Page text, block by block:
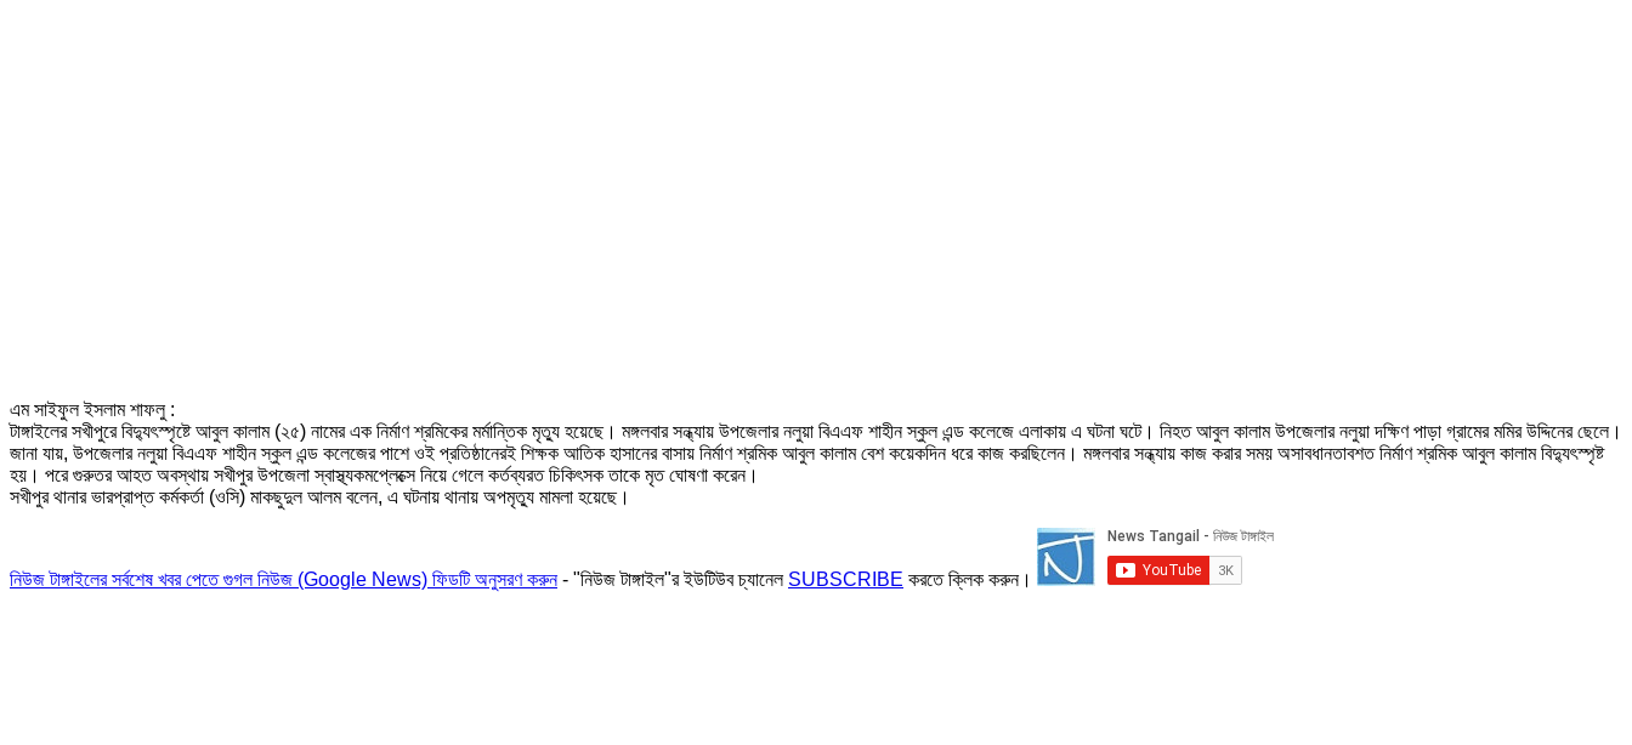
এম সাইফুল ইসলাম শাফলু :
টাঙ্গাইলের সখীপুরে বিদ্যুৎস্পৃষ্টে আবুল কালাম (২৫) নামের এক নির্মাণ শ্রমিকের মর্মান্তিক মৃত্যু হয়েছে। মঙ্গলবার সন্ধ্যায় উপজেলার নলুয়া বিএএফ শাহীন স্কুল এন্ড কলেজে এলাকায় এ ঘটনা ঘটে। নিহত আবুল কালাম উপজেলার নলুয়া দক্ষিণ পাড়া গ্রামের মমির উদ্দিনের ছেলে।
জানা যায়, উপজেলার নলুয়া বিএএফ শাহীন স্কুল এন্ড কলেজের পাশে ওই প্রতিষ্ঠানেরই শিক্ষক আতিক হাসানের বাসায় নির্মাণ শ্রমিক আবুল কালাম বেশ কয়েকদিন ধরে কাজ করছিলেন। মঙ্গলবার সন্ধ্যায় কাজ করার সময় অসাবধানতাবশত নির্মাণ শ্রমিক আবুল কালাম বিদ্যুৎস্পৃষ্ট
হয়। পরে গুরুতর আহত অবস্থায় সখীপুর উপজেলা স্বাস্থ্যকমপ্লেক্সে নিয়ে গেলে কর্তব্যরত চিকিৎসক তাকে মৃত ঘোষণা করেন।
সখীপুর থানার ভারপ্রাপ্ত কর্মকর্তা (ওসি) মাকছুদুল আলম বলেন, এ ঘটনায় থানায় অপমৃত্যু মামলা হয়েছে।
নিউজ টাঙ্গাইলের সর্বশেষ খবর পেতে গুগল নিউজ (Google News) ফিডটি অনুসরণ করুন- "নিউজ টাঙ্গাইল"র ইউটিউব চ্যানেল SUBSCRIBE করতে ক্লিক করুন।